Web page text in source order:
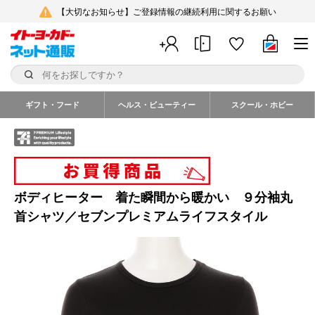
【大切なお知らせ】ご登録情報の継続利用に関するお願い
ギフト・フード ヘルス・ビューティー スクール・ホビー
ボディヒーター 着た瞬間から暖かい ９分袖丸
首シャツ／セブンプレミアムライフスタイル